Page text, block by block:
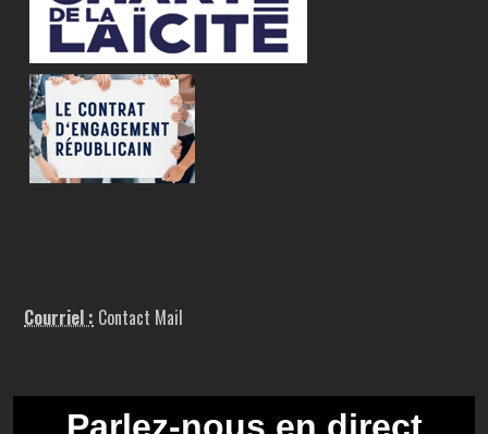
Courriel : Contact Mail